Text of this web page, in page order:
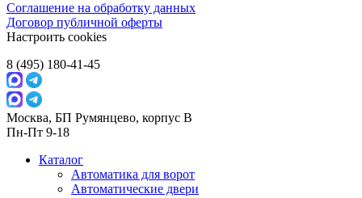
Соглашение на обработку данных
Договор публичной оферты
Настроить cookies
8 (495) 180-41-45
Москва, БП Румянцево, корпус В
Пн-Пт 9-18
Каталог
Автоматика для ворот
Автоматические двери